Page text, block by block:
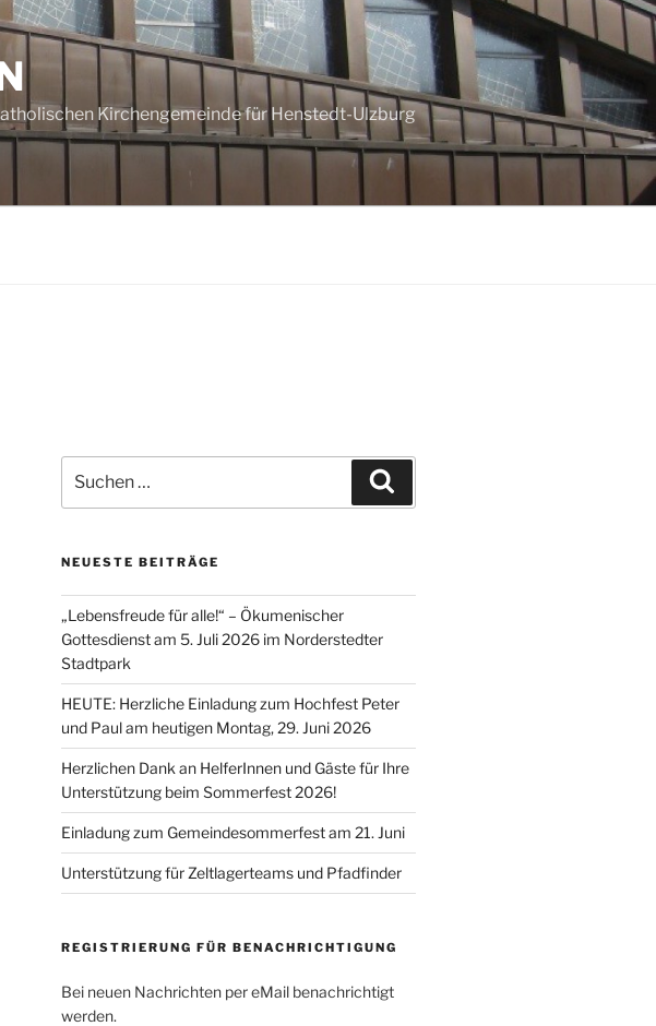
Kirchengemeinde für Henstedt-Ulzburg
nach:
NEUESTE BEITRÄGE
„Lebensfreude für alle!“ – Ökumenischer
Gottesdienst am 5. Juli 2026 im Norderstedter
Stadtpark
HEUTE: Herzliche Einladung zum Hochfest Peter
und Paul am heutigen Montag, 29. Juni 2026
Herzlichen Dank an HelferInnen und Gäste für Ihre
Unterstützung beim Sommerfest 2026!
Einladung zum Gemeindesommerfest am 21. Juni
Unterstützung für Zeltlagerteams und Pfadfinder
REGISTRIERUNG FÜR BENACHRICHTIGUNG
Bei neuen Nachrichten per eMail benachrichtigt
werden.